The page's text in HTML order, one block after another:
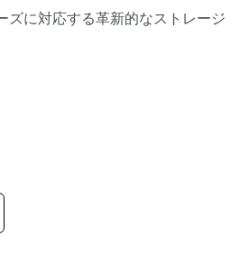
ズに対応する革新的なストレージ